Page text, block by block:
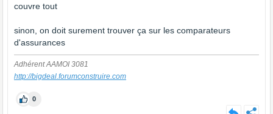
couvre tout
sinon, on doit surement trouver ça sur les comparateurs
d'assurances
Adhérent AAMOI 3081
http://bigdeal.forumconstruire.com
0